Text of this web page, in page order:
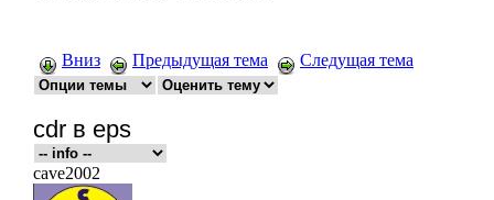
Вниз Предыдущая тема Следущая тема
cdr в eps
cave2002